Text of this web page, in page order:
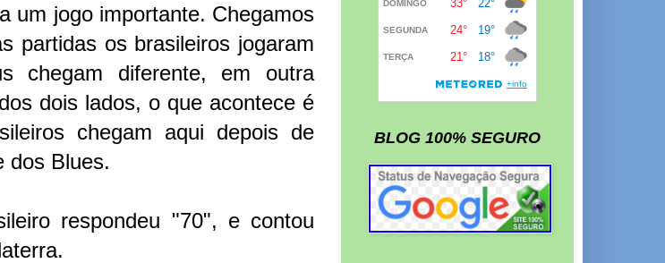
um jogo importante. Chegamos
partidas os brasileiros jogaram
chegam diferente, em outra
dois lados, o que acontece é
chegam aqui depois de
dos Blues.
respondeu "70", e contou
BLOG 100% SEGURO